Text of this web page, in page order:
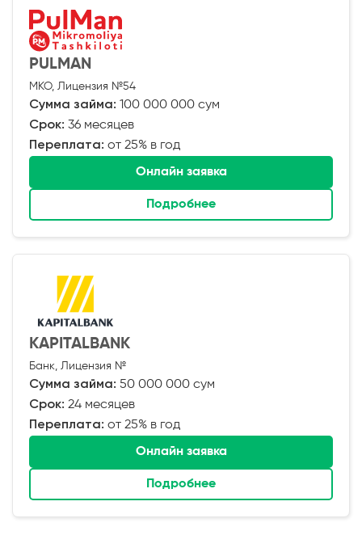
PULMAN
МКО, Лицензия №54
Сумма займа: 100 000 000 сум
Срок: 36 месяцев
Переплата: от 25% в год
Онлайн заявка
Подробнее
KAPITALBANK
Банк, Лицензия №
Сумма займа: 50 000 000 сум
Срок: 24 месяцев
Переплата: от 25% в год
Онлайн заявка
Подробнее